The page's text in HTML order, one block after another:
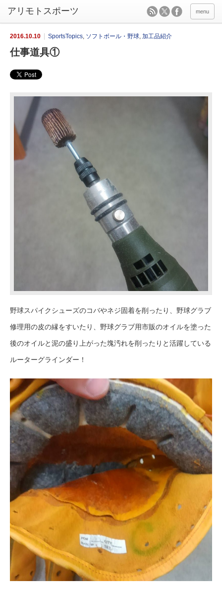
menu
2016.10.10 SportsTopics, ソフトボール・野球, 加工品紹介
仕事道具①
野球スパイクシューズのコバやネジ固着を削ったり、野球グラブ
修理用の皮の縁をすいたり、野球グラブ用市販のオイルを塗った
後のオイルと泥の盛り上がった塊汚れを削ったりと活躍している
ルーターグラインダー！